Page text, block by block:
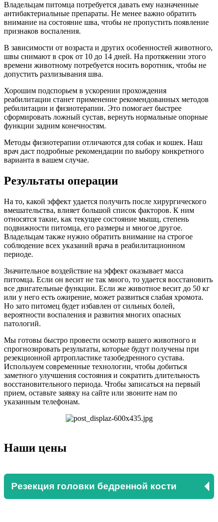
Владельцам питомца потребуется давать ему назначенные
антибактериальные препараты. Не менее важно обратить
внимание на состояние шва, чтобы не пропустить появление
признаков воспаления.
В зависимости от возраста и других особенностей животного,
швы снимают в срок от 10 до 14 дней. На протяжении этого
времени животному потребуется носить воротник, чтобы не
допустить разлизывания шва.
Хорошим подспорьем в ускорении прохождения
реабилитации станет применение рекомендованных методов
ребилитации и физиотерапии. Это помогает быстрее
сформировать ложный сустав, вернуть нормальные опорные
функции задним конечностям.
Методы физиотерапии отличаются для собак и кошек. Наш
врач даст подробные рекомендации по выбору конкретного
варианта в вашем случае.
Результаты операции
На то, какой эффект удается получить после хирургического
вмешательства, влияет большой список факторов. К ним
относятся такие, как текущее состояние мышц, степень
подвижности питомца, его размеры и многое другое.
Владельцам также нужно обратить внимание на строгое
соблюдение всех указаний врача в реабилитационном
периоде.
Значительное воздействие на эффект оказывает масса
питомца. Если он весит не так много, то удается восстановить
все двигательные функции. Если же животное весит до 50 кг
или у него есть ожирение, может развиться слабая хромота.
Но зато питомец будет избавлен от сильных болей,
вероятности воспаления и развития многих опасных
патологий.
Мы готовы быстро провести осмотр вашего животного и
спрогнозировать результаты, которые будут получены при
резекционной артропластике тазобедренного сустава.
Используем современные технологии, чтобы добиться
заметного улучшения состояния и сократить длительность
восстановительного периода. Чтобы записаться на первый
прием, оставьте заявку на сайте или звоните нам по
указанным телефонам.
Наши цены
Резекция головки бедренной кости